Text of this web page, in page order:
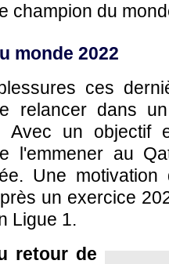
champion du
monde 2022
ces
relancer dans un
Avec un objectif
l'emmener au
Une
un exercice
Ligue 1.
retour de